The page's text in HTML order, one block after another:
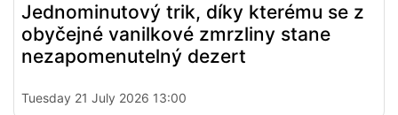
Jednominutový trik, díky kterému se z
obyčejné vanilkové zmrzliny stane
nezapomenutelný dezert
Tuesday 21 July 2026 13:00